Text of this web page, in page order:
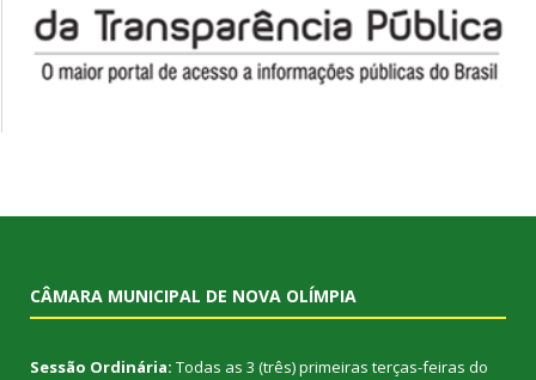
CÂMARA MUNICIPAL DE NOVA OLÍMPIA
Sessão Ordinária: Todas as 3 (três) primeiras terças-feiras do